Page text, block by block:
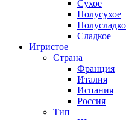
Сухое
Полусухое
Сладкое
Игристое
Страна
Франция
Италия
Испания
Россия
Тип